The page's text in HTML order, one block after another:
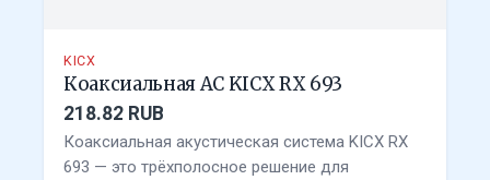
KICX
Коаксиальная АС KICX RX 693
218.82 RUB
Коаксиальная акустическая система KICX RX
693 — это трёхполосное решение для